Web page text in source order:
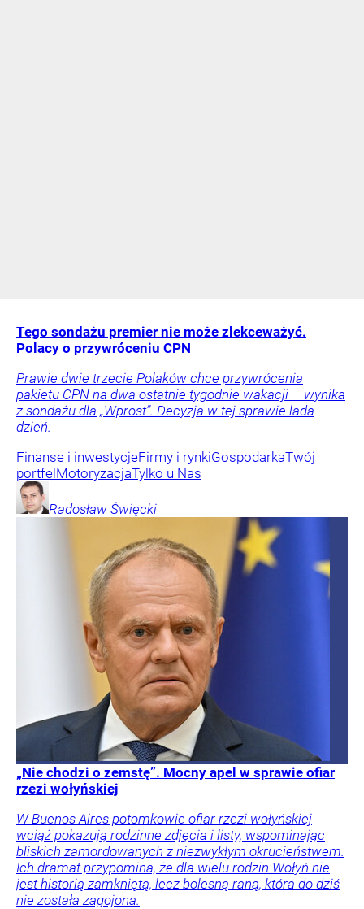
Tego sondażu premier nie może zlekceważyć.
Polacy o przywróceniu CPN
Prawie dwie trzecie Polaków chce przywrócenia
pakietu CPN na dwa ostatnie tygodnie wakacji – wynika
z sondażu dla „Wprost”. Decyzja w tej sprawie lada
dzień.
Finanse i inwestycjeFirmy i rynkiGospodarkaTwój
portfelMotoryzacjaTylko u Nas
Radosław Święcki
„Nie chodzi o zemstę”. Mocny apel w sprawie ofiar
rzezi wołyńskiej
W Buenos Aires potomkowie ofiar rzezi wołyńskiej
wciąż pokazują rodzinne zdjęcia i listy, wspominając
bliskich zamordowanych z niezwykłym okrucieństwem.
Ich dramat przypomina, że dla wielu rodzin Wołyń nie
jest historią zamkniętą, lecz bolesną raną, która do dziś
nie została zagojona.